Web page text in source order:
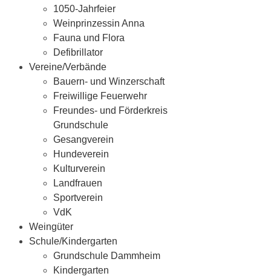
1050-Jahrfeier
Weinprinzessin Anna
Fauna und Flora
Defibrillator
Vereine/Verbände
Bauern- und Winzerschaft
Freiwillige Feuerwehr
Freundes- und Förderkreis
Grundschule
Gesangverein
Hundeverein
Kulturverein
Landfrauen
Sportverein
VdK
Weingüter
Schule/Kindergarten
Grundschule Dammheim
Kindergarten